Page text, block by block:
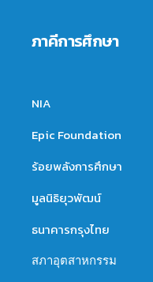
ภาคีการศึกษา
NIA
Epic Foundation
ร้อยพลังการศึกษา
มูลนิธิยุวพัฒน์
ธนาคารกรุงไทย
สภาอุตสาหกรรม